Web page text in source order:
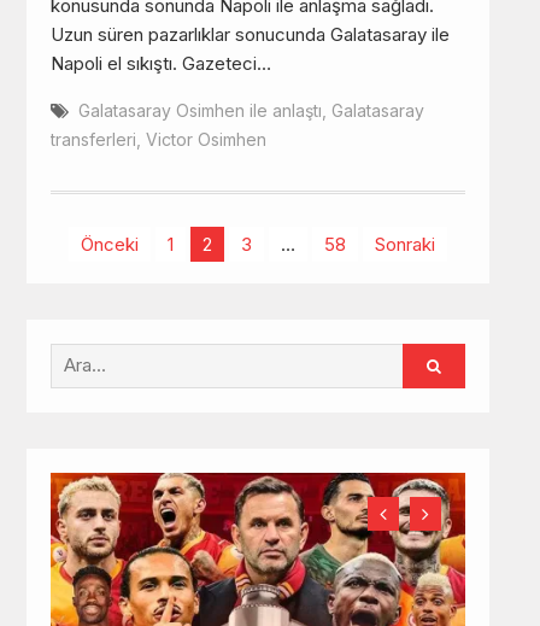
konusunda sonunda Napoli ile anlaşma sağladı.
Uzun süren pazarlıklar sonucunda Galatasaray ile
Napoli el sıkıştı. Gazeteci…
Galatasaray Osimhen ile anlaştı Galatasaray
transferleri Victor Osimhen
YazıÖnceki 1 2 3 … 58 Sonraki